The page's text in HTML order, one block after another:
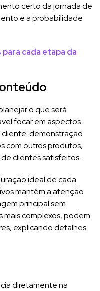
certo da jornada de
e a probabilidade
cada etapa da
o que será
focar em aspectos
demonstração
com outros produtos,
clientes satisfeitos.
ideal de cada
mantêm a atenção
principal sem
mais complexos, podem
explicando detalhes
diretamente na